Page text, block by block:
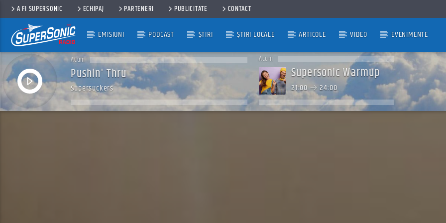
A FI SUPERSONIC ECHIPAJ PARTENERI PUBLICITATE CONTACT
EMISIUNI PODCAST ȘTIRI ȘTIRI LOCALE ARTICOLE VIDEO EVENIMENTE
Acum
Pushin' Thru
Supersuckers
Acum
Supersonic Warmup
21:00 24:00